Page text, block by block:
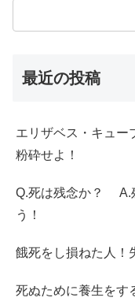
最近の投稿
エリザベス・キュ
粉砕せよ！
Q.死は残念か？ A.
う！
餓死をし損ねた人！
死ぬために養生を